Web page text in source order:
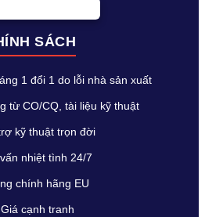
SÁCH
1 đổi 1 do lỗi nhà sản xuất
từ CO/CQ, tài liệu kỹ thuật
kỹ thuật trọn đời
nhiệt tình 24/7
chính hãng EU
Giá cạnh tranh